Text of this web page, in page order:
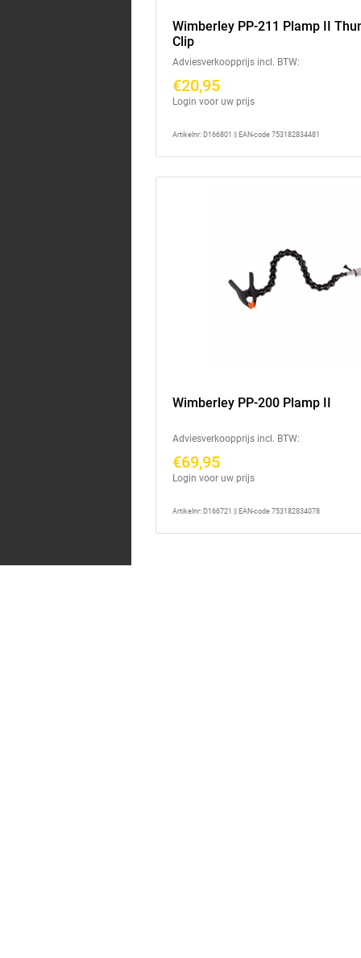
Wimberley PP-211 Plamp II
Clip
Adviesverkoopprijs incl. BTW:
€20,95
Login voor uw prijs
Artikelnr: D166801 || EAN-code 753182834481
Wimberley PP-200 Plamp II
Adviesverkoopprijs incl. BTW:
€69,95
Login voor uw prijs
Artikelnr: D166721 || EAN-code 753182834078